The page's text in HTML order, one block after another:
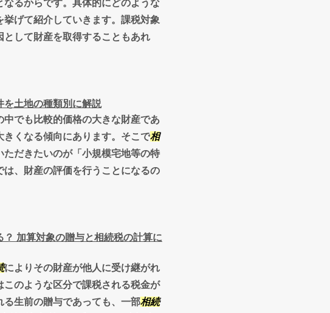
るからです。具体的にどのような
げて紹介していきます。課税対象
して財産を取得することもあれ
を土地の種類別に解説
中でも比較的価格の大きな財産であ
きくなる傾向にあります。そこで相
だきたいのが「小規模宅地等の特
は、財産の評価を行うことになるの
加算対象の贈与と相続税の計算に
によりその財産が他人に受け継がれ
のような区分で課税される税金が
生前の贈与であっても、一部相続